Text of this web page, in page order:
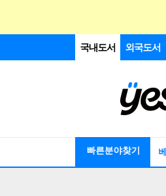
국내도서 외국도서
빠른분야찾기